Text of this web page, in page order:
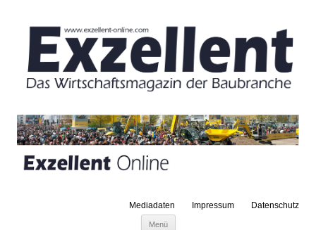
Mediadaten Impressum Datenschutz
Menü